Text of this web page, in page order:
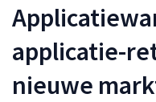
applicatie-
nieuwe